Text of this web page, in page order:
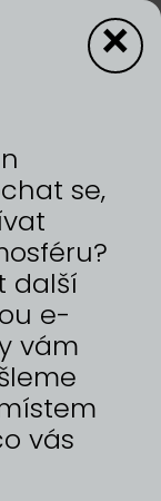
cesta, na
letního
a léta
a balení
vnuklo
všude
ty nejlepší
univerzální
modely,
který
se,
další
e-
vám
vás
×